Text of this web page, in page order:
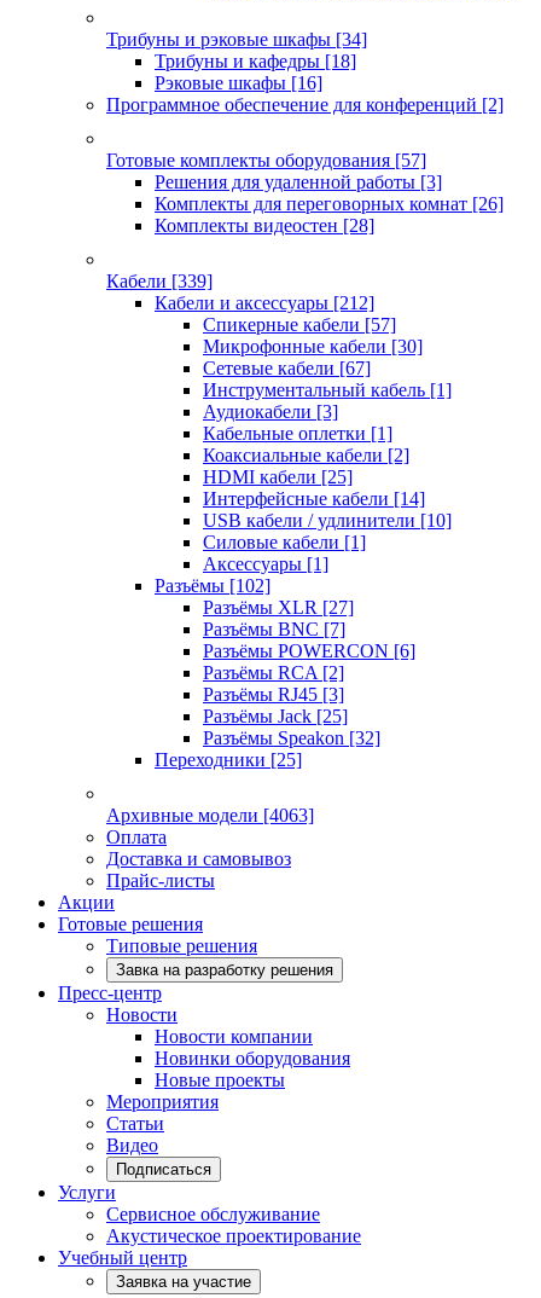
Трибуны и рэковые шкафы [34]
Трибуны и кафедры [18]
Рэковые шкафы [16]
Программное обеспечение для конференций [2]
Готовые комплекты оборудования [57]
Решения для удаленной работы [3]
Комплекты для переговорных комнат [26]
Комплекты видеостен [28]
Кабели [339]
Кабели и аксессуары [212]
Спикерные кабели [57]
Микрофонные кабели [30]
Сетевые кабели [67]
Инструментальный кабель [1]
Аудиокабели [3]
Кабельные оплетки [1]
Коаксиальные кабели [2]
HDMI кабели [25]
Интерфейсные кабели [14]
USB кабели / удлинители [10]
Силовые кабели [1]
Аксессуары [1]
Разъёмы [102]
Разъёмы XLR [27]
Разъёмы BNC [7]
Разъёмы POWERCON [6]
Разъёмы RCA [2]
Разъёмы RJ45 [3]
Разъёмы Jack [25]
Разъёмы Speakon [32]
Переходники [25]
Архивные модели [4063]
Оплата
Доставка и самовывоз
Прайс-листы
Акции
Готовые решения
Типовые решения
Завка на разработку решения
Пресс-центр
Новости
Новости компании
Новинки оборудования
Новые проекты
Мероприятия
Статьи
Видео
Подписаться
Услуги
Сервисное обслуживание
Акустическое проектирование
Учебный центр
Заявка на участие